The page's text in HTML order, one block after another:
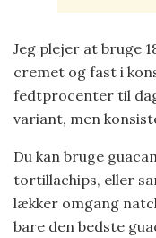
Jeg plejer at bruge
cremet og fast i
fedtprocenter til
variant, men
Du kan bruge
tortillachips, eller
lækker omgang
bare den bedste